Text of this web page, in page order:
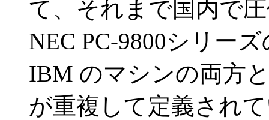
て、それまで国内で
NEC PC-9800シリー
IBM のマシンの両方
が重複して定義され